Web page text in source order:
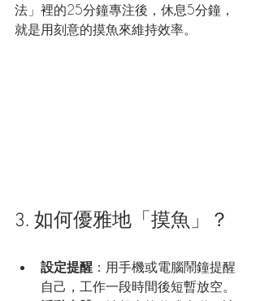
法」裡的25分鐘專注後，休息5分鐘，
就是用刻意的摸魚來維持效率。
3. 如何優雅地「摸魚」？
設定提醒 ：用手機或電腦鬧鐘提醒
自己，工作一段時間後短暫放空。